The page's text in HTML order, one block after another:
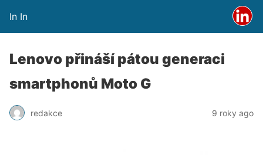
In In
Lenovo přináší pátou generaci
smartphonů Moto G
redakce 9 roky ago